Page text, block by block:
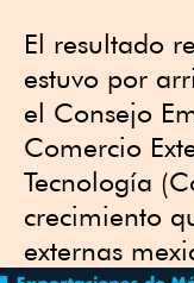
El resultado
estuvo por
el Consejo
Comercio
Tecnología
crecimiento
externas